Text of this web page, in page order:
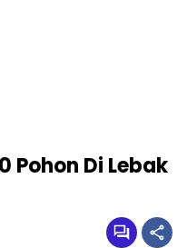
Pohon Di Lebak